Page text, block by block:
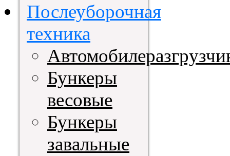
Послеуборочная
техника
Бункеры
весовые
Бункеры
завальные